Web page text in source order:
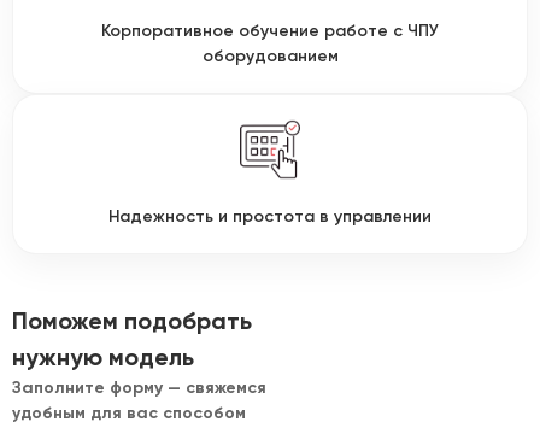
Корпоративное обучение работе с ЧПУ
оборудованием
Надежность и простота в управлении
Поможем подобрать
нужную модель
Заполните форму — свяжемся
удобным для вас способом